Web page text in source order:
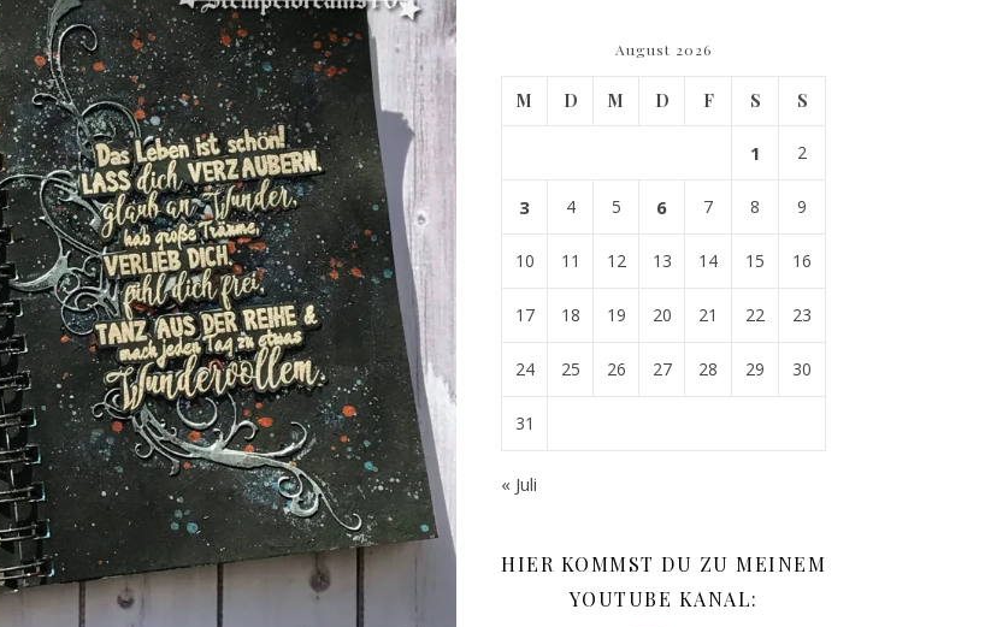
August 2026
M D M D F S S
1 2
3 4 5 6 7 8 9
10 11 12 13 14 15 16
17 18 19 20 21 22 23
24 25 26 27 28 29 30
31
« Juli
HIER KOMMST DU ZU MEINEM
YOUTUBE KANAL: